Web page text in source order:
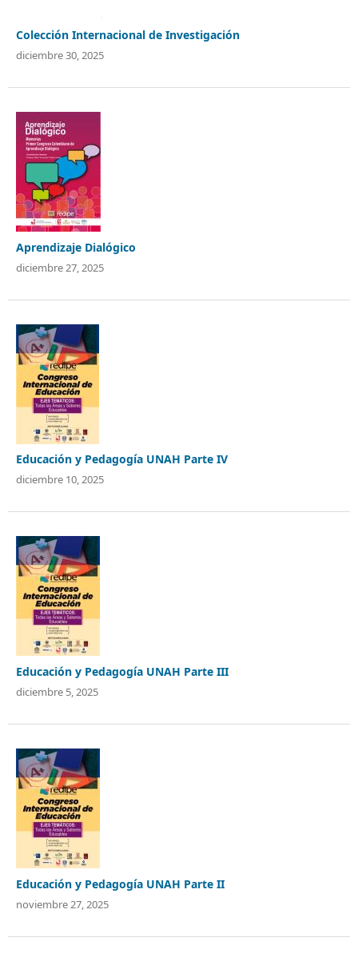
Colección Internacional de Investigación
diciembre 30, 2025
Aprendizaje Dialógico
diciembre 27, 2025
Educación y Pedagogía UNAH Parte IV
diciembre 10, 2025
Educación y Pedagogía UNAH Parte III
diciembre 5, 2025
Educación y Pedagogía UNAH Parte II
noviembre 27, 2025